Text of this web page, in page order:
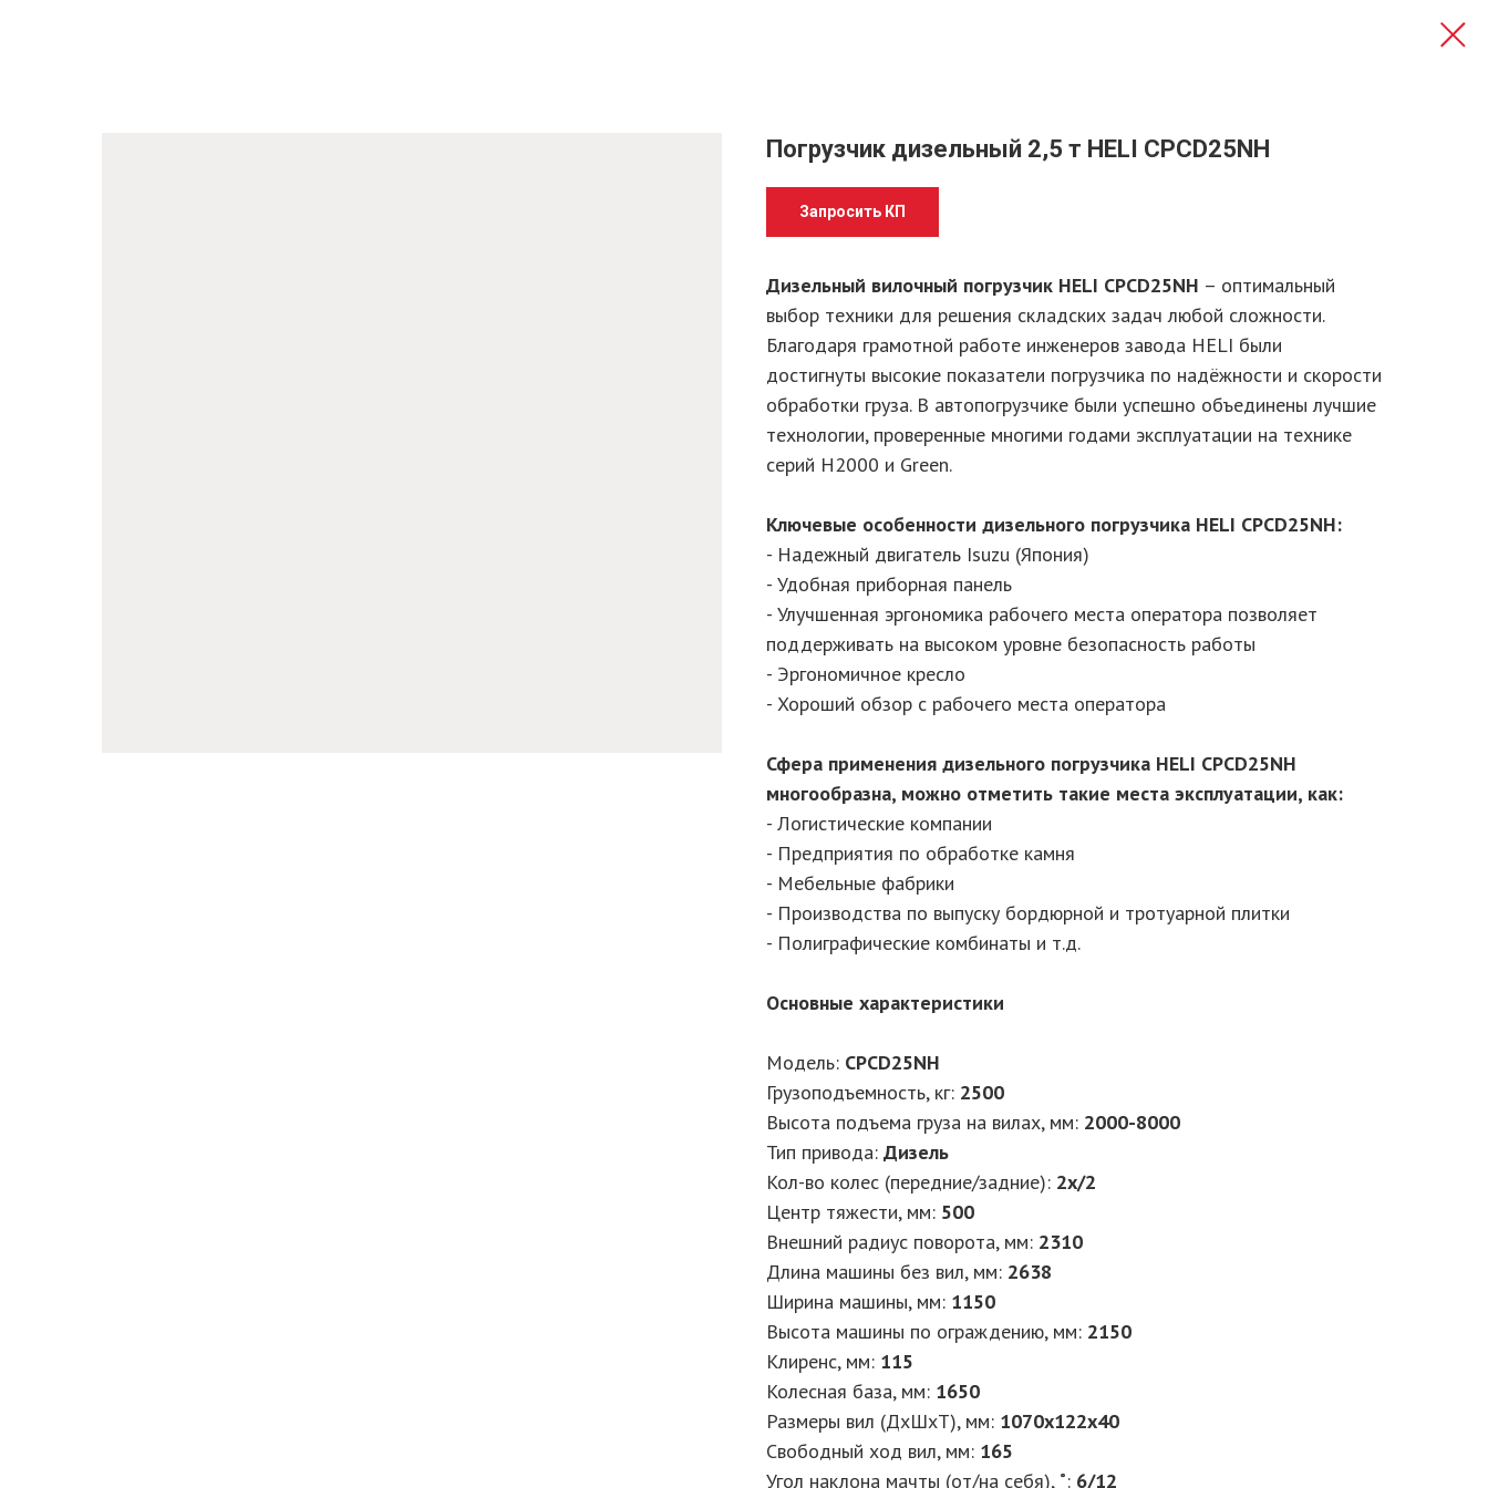
Погрузчик дизельный 2,5 т HELI CPCD25NH
Запросить КП
Дизельный вилочный погрузчик HELI CPCD25NH – оптимальный
выбор техники для решения складских задач любой сложности.
Благодаря грамотной работе инженеров завода HELI были
достигнуты высокие показатели погрузчика по надёжности и скорости
обработки груза. В автопогрузчике были успешно объединены лучшие
технологии, проверенные многими годами эксплуатации на технике
серий H2000 и Green.
Ключевые особенности дизельного погрузчика HELI CPCD25NH:
- Надежный двигатель Isuzu (Япония)
- Удобная приборная панель
- Улучшенная эргономика рабочего места оператора позволяет
поддерживать на высоком уровне безопасность работы
- Эргономичное кресло
- Хороший обзор с рабочего места оператора
Сфера применения дизельного погрузчика HELI CPCD25NH
многообразна, можно отметить такие места эксплуатации, как:
- Логистические компании
- Предприятия по обработке камня
- Мебельные фабрики
- Производства по выпуску бордюрной и тротуарной плитки
- Полиграфические комбинаты и т.д.
Основные характеристики
Модель: CPCD25NH
Грузоподъемность, кг: 2500
Высота подъема груза на вилах, мм: 2000-8000
Тип привода: Дизель
Кол-во колес (передние/задние): 2х/2
Центр тяжести, мм: 500
Внешний радиус поворота, мм: 2310
Длина машины без вил, мм: 2638
Ширина машины, мм: 1150
Высота машины по ограждению, мм: 2150
Клиренс, мм: 115
Колесная база, мм: 1650
Размеры вил (ДхШхТ), мм: 1070х122х40
Свободный ход вил, мм: 165
Угол наклона мачты (от/на себя), ˚: 6/12